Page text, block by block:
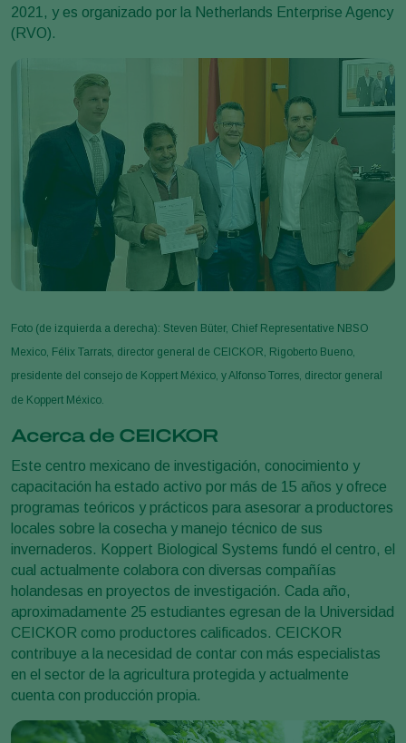
2021, y es organizado por la Netherlands Enterprise Agency
(RVO).
Foto (de izquierda a derecha): Steven Büter, Chief Representative NBSO
Mexico, Félix Tarrats, director general de CEICKOR, Rigoberto Bueno,
presidente del consejo de Koppert México, y Alfonso Torres, director general
de Koppert México.
Acerca de CEICKOR
Este centro mexicano de investigación, conocimiento y
capacitación ha estado activo por más de 15 años y ofrece
programas teóricos y prácticos para asesorar a productores
locales sobre la cosecha y manejo técnico de sus
invernaderos. Koppert Biological Systems fundó el centro, el
cual actualmente colabora con diversas compañías
holandesas en proyectos de investigación. Cada año,
aproximadamente 25 estudiantes egresan de la Universidad
CEICKOR como productores calificados. CEICKOR
contribuye a la necesidad de contar con más especialistas
en el sector de la agricultura protegida y actualmente
cuenta con producción propia.